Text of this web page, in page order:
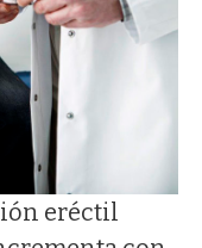
eréctil